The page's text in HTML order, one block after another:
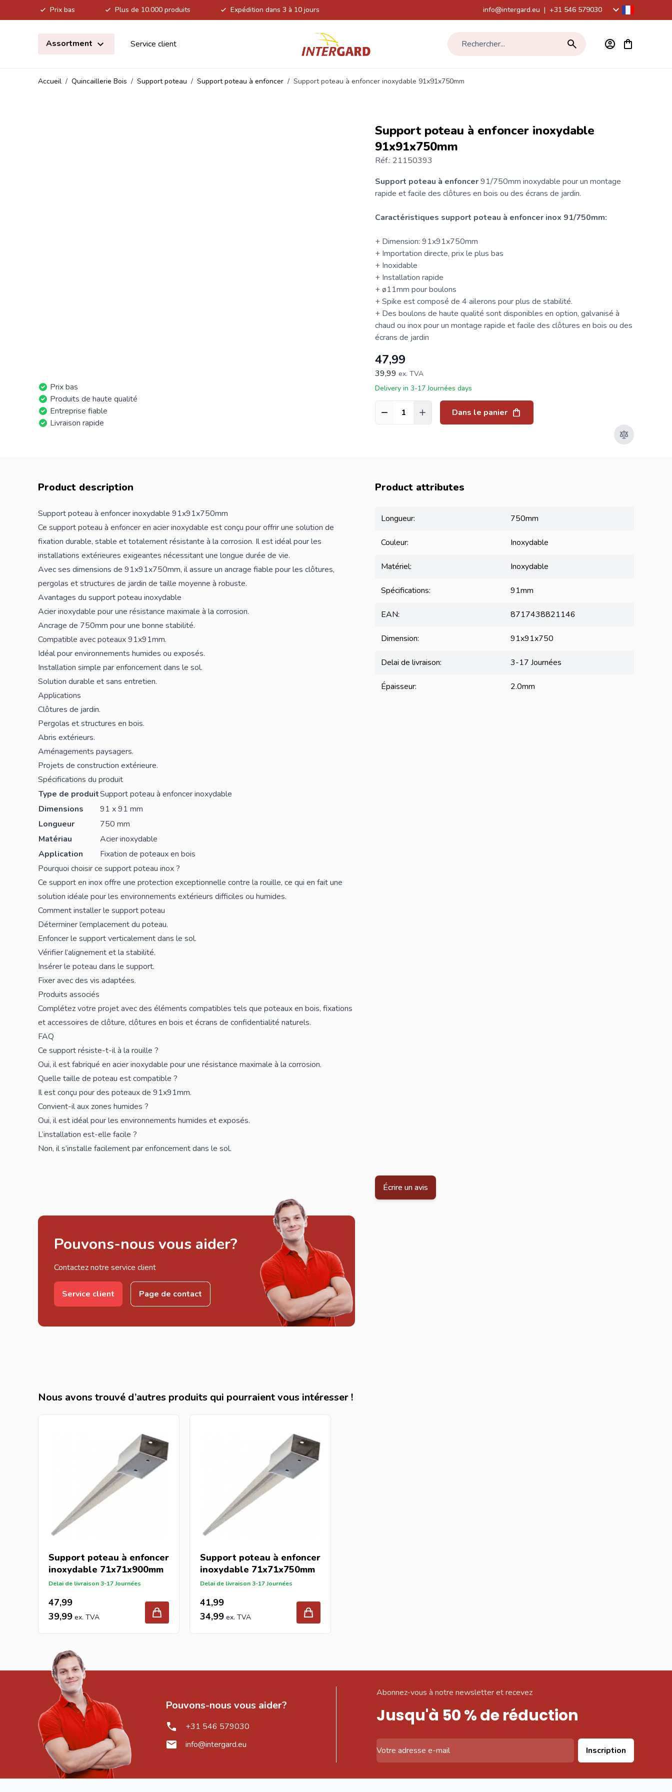
Prix bas Plus de 10.000 produits Expédition dans 3 à 10 jours info@intergard.eu | +31 546 579030
Assortment
Service client Rechercher... Voir le
Accueil / Quincaillerie Bois / Support poteau / Support poteau à enfoncer / Support poteau à enfoncer inoxydable 91x91x750mm
Prix bas
Produits de haute qualité
Entreprise fiable
Livraison rapide
Support poteau à enfoncer inoxydable
91x91x750mm
Réf.: 21150393
Support poteau à enfoncer91/750mm inoxydable pour un montage
rapide et facile des clôtures en bois ou des écrans de jardin.
Caractéristiques support poteau à enfoncer inox 91/750mm:
+ Dimension: 91x91x750mm
+ Importation directe, prix le plus bas
+ Inoxidable
+ Installation rapide
+ ø11mm pour boulons
+ Spike est composé de 4 ailerons pour plus de stabilité.
+ Des boulons de haute qualité sont disponibles en option, galvanisé à
chaud ou inox pour un montage rapide et facile des clôtures en bois ou des
écrans de jardin
47,99
39,99 ex. TVA
Delivery in 3-17 Journées days
Quantité Dans le panier
Product description
Support poteau à enfoncer inoxydable 91x91x750mm
Ce support poteau à enfoncer en acier inoxydable est conçu pour offrir une solution de
fixation durable, stable et totalement résistante à la corrosion. Il est idéal pour les
installations extérieures exigeantes nécessitant une longue durée de vie.
Avec ses dimensions de 91x91x750mm, il assure un ancrage fiable pour les clôtures,
pergolas et structures de jardin de taille moyenne à robuste.
Avantages du support poteau inoxydable
Acier inoxydable pour une résistance maximale à la corrosion.
Ancrage de 750mm pour une bonne stabilité.
Compatible avec poteaux 91x91mm.
Idéal pour environnements humides ou exposés.
Installation simple par enfoncement dans le sol.
Solution durable et sans entretien.
Applications
Clôtures de jardin.
Pergolas et structures en bois.
Abris extérieurs.
Aménagements paysagers.
Projets de construction extérieure.
Spécifications du produit
Type de produitSupport poteau à enfoncer inoxydable
Dimensions
91 x 91 mm
Longueur
750 mm
Matériau
Acier inoxydable
Application
Fixation de poteaux en bois
Pourquoi choisir ce support poteau inox ?
Ce support en inox offre une protection exceptionnelle contre la rouille, ce qui en fait une
solution idéale pour les environnements extérieurs difficiles ou humides.
Comment installer le support poteau
Déterminer l’emplacement du poteau.
Enfoncer le support verticalement dans le sol.
Vérifier l’alignement et la stabilité.
Insérer le poteau dans le support.
Fixer avec des vis adaptées.
Produits associés
Complétez votre projet avec des éléments compatibles tels que poteaux en bois, fixations
et accessoires de clôture, clôtures en bois etécrans de confidentialité naturels.
FAQ
Ce support résiste-t-il à la rouille ?
Oui, il est fabriqué en acier inoxydable pour une résistance maximale à la corrosion.
Quelle taille de poteau est compatible ?
Il est conçu pour des poteauxde 91x91mm.
Convient-il aux zones humides ?
Oui, il est idéal pour les environnements humides et exposés.
L’installation est-elle facile ?
Non, il s’installe facilement par enfoncement dans le sol.
Product attributes
Longueur: 750mm
Couleur: Inoxydable
Matériel: Inoxydable
Spécifications: 91mm
EAN: 8717438821146
Dimension: 91x91x750
Delai de livraison: 3-17 Journées
Épaisseur: 2.0mm
Pouvons-nous vous aider?
Contactez notre service client
Service client Page de contact
Écrire un avis
Nous avons trouvé d’autres produits qui pourraient vous intéresser !
Support poteau à enfoncer
inoxydable 71x71x900mm
Delai de livraison 3-17 Journées
47,99
39,99
Support poteau à enfoncer
inoxydable 71x71x750mm
Delai de livraison 3-17 Journées
41,99
34,99
Pouvons-nous vous aider?
+31 546 579030
info@intergard.eu
Abonnez-vous à notre newsletter et recevez
Jusqu'à 50 % de réduction
Inscription